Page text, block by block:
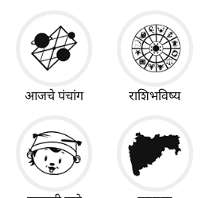
आजचे पंचांग राशिभविष्य